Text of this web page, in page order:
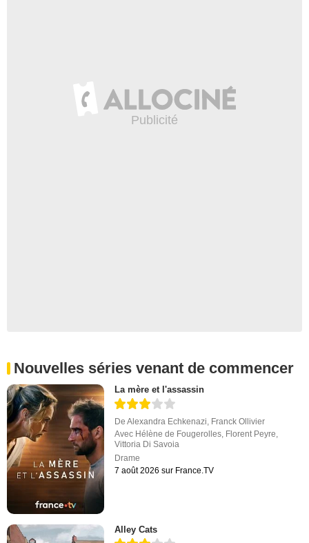
Nouvelles séries venant de commencer
La mère et l'assassin
DeAlexandra Echkenazi, Franck Ollivier
Avec Hélène de Fougerolles, Florent Peyre,
Vittoria Di Savoia
Drame
7 août 2026 sur France.TV
Alley Cats